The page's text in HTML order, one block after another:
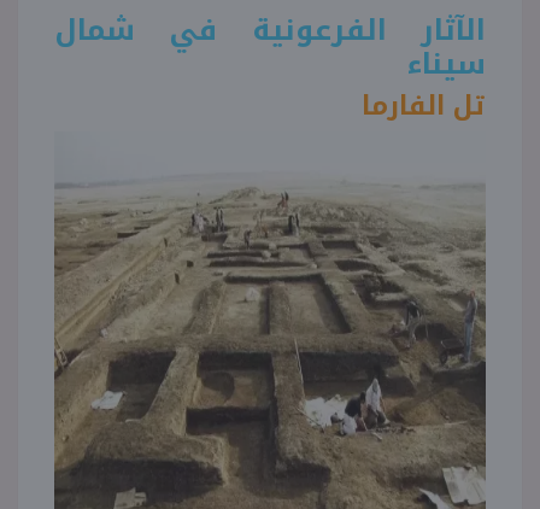
الآثار الفرعونية في شمال
سيناء
تل الفارما